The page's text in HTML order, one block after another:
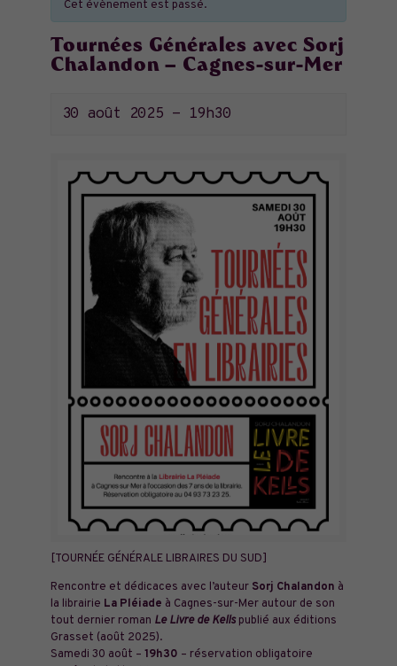
Cet évènement est passé.
Tournées Générales avec Sorj
Chalandon – Cagnes-sur-Mer
30 août 2025 - 19h30
[TOURNÉE GÉNÉRALE LIBRAIRES DU SUD]
Rencontre et dédicaces avec l’auteur Sorj Chalandon à
la librairie La Pléiade à Cagnes-sur-Mer autour de son
tout dernier roman Le Livre de Kellspublié aux éditions
Grasset (août 2025).
Samedi 30 août – 19h30 – réservation obligatoire